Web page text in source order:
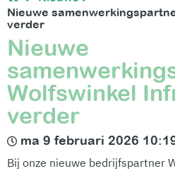
Nieuwe
verder
Nieuwe
Wolfswinkel
verder
ma 9 februari 2026
Bij onze nieuwe bedrijfspartner